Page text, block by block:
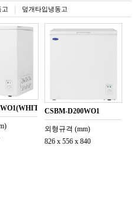
고 덮개타입냉동고
CSBM-D200WO1
외형규격(mm)
826x556x840